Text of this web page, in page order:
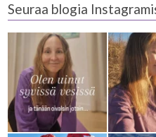
Seuraa blogia